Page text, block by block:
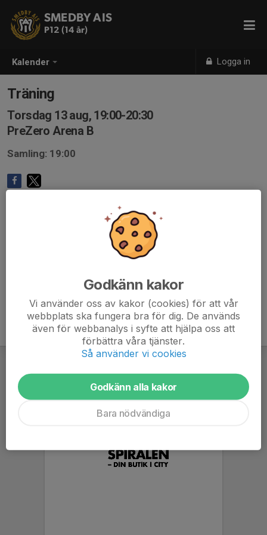
Kalender Logga in
SMEDBY AIS
P12 (14 år)
Träning
Torsdag 13 aug, 19:00-20:30
PreZero Arena B
Samling: 19:00
Godkänn kakor
Vi använder oss av kakor (cookies) för att vår
webbplats ska fungera bra för dig. De används
även för webbanalys i syfte att hjälpa oss att
förbättra våra tjänster.
Så använder vi cookies
Godkänn alla kakor
Bara nödvändiga